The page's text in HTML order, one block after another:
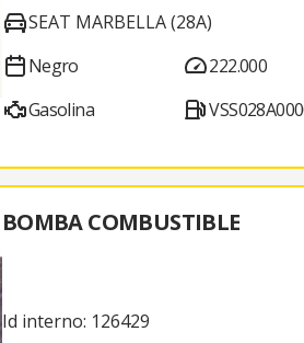
SEAT MARBELLA (28A)
Negro
Gasolina
222.000
BOMBA COMBUSTIBLE
Id interno: 126429